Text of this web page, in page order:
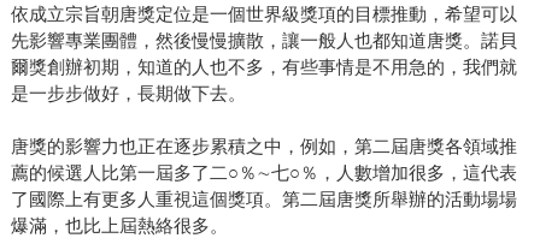
依成立宗旨朝唐獎定位是一個世界級獎項的目標推動，希望可以
先影響專業團體，然後慢慢擴散，讓一般人也都知道唐獎。諾貝
爾獎創辦初期，知道的人也不多，有些事情是不用急的，我們就
是一步步做好，長期做下去。
唐獎的影響力也正在逐步累積之中，例如，第二屆唐獎各領域推
薦的候選人比第一屆多了二○％∼七○％，人數增加很多，這代表
了國際上有更多人重視這個獎項。第二屆唐獎所舉辦的活動場場
爆滿，也比上屆熱絡很多。